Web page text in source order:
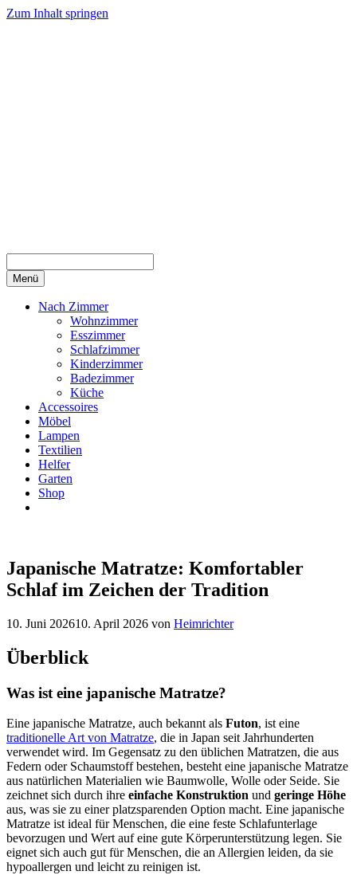
Zum Inhalt springen
Menü
Nach Zimmer
Wohnzimmer
Esszimmer
Schlafzimmer
Kinderzimmer
Badezimmer
Küche
Accessoires
Möbel
Lampen
Textilien
Helfer
Garten
Shop
Japanische Matratze: Komfortabler
Schlaf im Zeichen der Tradition
10. Juni 202610. April 2026 von Heimrichter
Überblick
Was ist eine japanische Matratze?
Eine japanische Matratze, auch bekannt als Futon, ist eine
traditionelle Art von Matratze, die in Japan seit Jahrhunderten
verwendet wird. Im Gegensatz zu den üblichen Matratzen, die aus
Federn oder Schaumstoff bestehen, besteht eine japanische Matratze
aus natürlichen Materialien wie Baumwolle, Wolle oder Seide. Sie
zeichnet sich durch ihre einfache Konstruktion und geringe Höhe
aus, was sie zu einer platzsparenden Option macht. Eine japanische
Matratze ist ideal für Menschen, die eine feste Schlafunterlage
bevorzugen und Wert auf eine gute Körperunterstützung legen. Sie
eignet sich auch gut für Menschen, die an Allergien leiden, da sie
hypoallergen und leicht zu reinigen ist.